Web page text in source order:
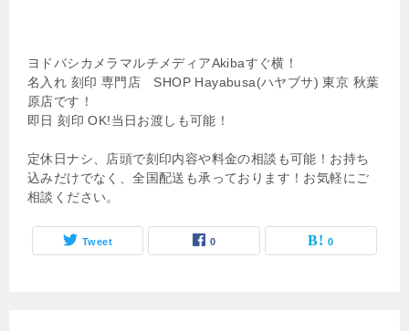
ヨドバシカメラマルチメディアAkibaすぐ横！
名入れ 刻印 専門店 SHOP Hayabusa(ハヤブサ) 東京 秋葉
原店です！
即日 刻印 OK!当日お渡しも可能！
定休日ナシ、店頭で刻印内容や料金の相談も可能！お持ち
込みだけでなく、全国配送も承っております！お気軽にご
相談ください。
Tweet 0 0